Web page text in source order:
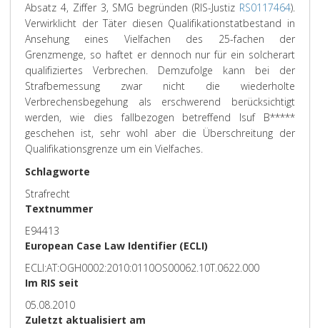
Absatz 4, Ziffer 3, SMG begründen (RIS-Justiz RS0117464).
Verwirklicht der Täter diesen Qualifikationstatbestand in
Ansehung eines Vielfachen des 25-fachen der
Grenzmenge, so haftet er dennoch nur für ein solcherart
qualifiziertes Verbrechen. Demzufolge kann bei der
Strafbemessung zwar nicht die wiederholte
Verbrechensbegehung als erschwerend berücksichtigt
werden, wie dies fallbezogen betreffend Isuf B*****
geschehen ist, sehr wohl aber die Überschreitung der
Qualifikationsgrenze um ein Vielfaches.
Schlagworte
Strafrecht
Textnummer
E94413
European Case Law Identifier (ECLI)
ECLI:AT:OGH0002:2010:0110OS00062.10T.0622.000
Im RIS seit
05.08.2010
Zuletzt aktualisiert am